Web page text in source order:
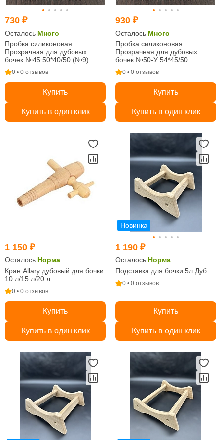
730 ₽
Осталось Много
Пробка силиконовая
Прозрачная для дубовых
бочек №45 50*40/50 (№9)
0 • 0 отзывов
Купить
Купить в один клик
930 ₽
Осталось Много
Пробка силиконовая
Прозрачная для дубовых
бочек №50-У 54*45/50
0 • 0 отзывов
Купить
Купить в один клик
1 150 ₽
Осталось Норма
Кран Allary дубовый для бочки
10 л/15 л/20 л
0 • 0 отзывов
Купить
Купить в один клик
Новинка
1 190 ₽
Осталось Норма
Подставка для бочки 5л Дуб
0 • 0 отзывов
Купить
Купить в один клик